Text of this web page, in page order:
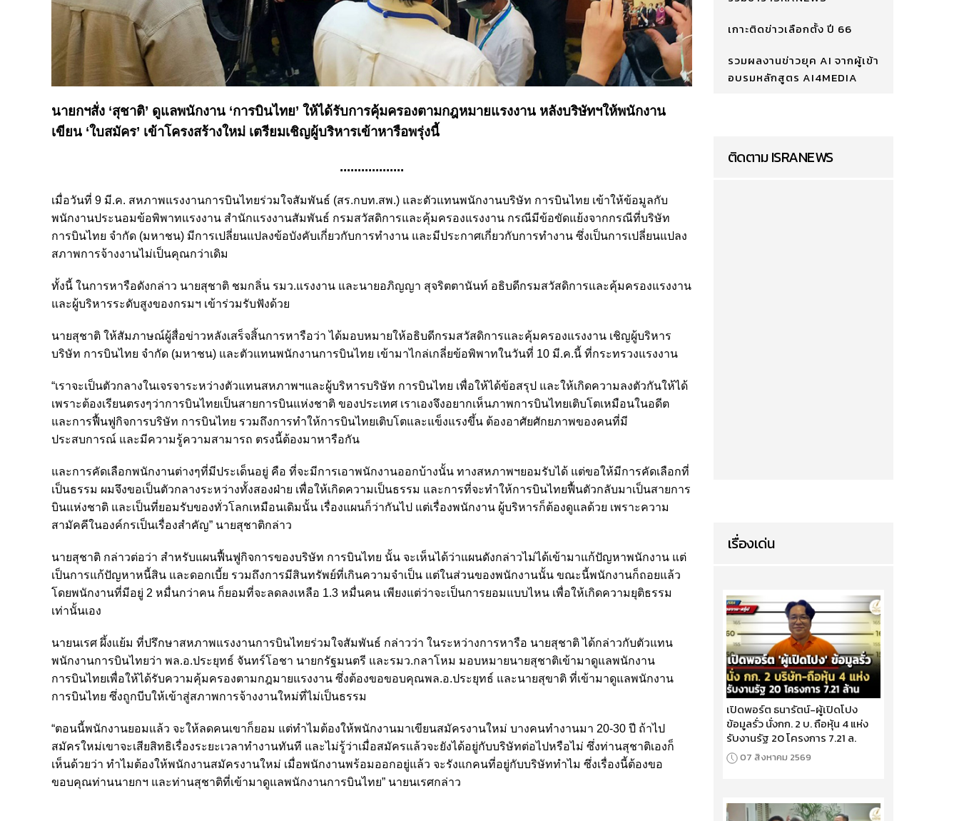
นายกฯสั่ง ‘สุชาติ’ ดูแลพนักงาน ‘การบินไทย’ ให้ได้รับการคุ้มครองตามกฎหมายแรงงาน หลังบริษัทฯให้พนักงาน
เขียน ‘ใบสมัคร’ เข้าโครงสร้างใหม่ เตรียมเชิญผู้บริหารเข้าหารือพรุ่งนี้
..................
เมื่อวันที่ 9 มี.ค. สหภาพแรงงานการบินไทยร่วมใจสัมพันธ์ (สร.กบท.สพ.) และตัวแทนพนักงานบริษัท การบินไทย เข้าให้ข้อมูลกับ
พนักงานประนอมข้อพิพาทแรงงาน สำนักแรงงานสัมพันธ์ กรมสวัสดิการและคุ้มครองแรงงาน กรณีมีข้อขัดแย้งจากกรณีที่บริษัท
การบินไทย จำกัด (มหาชน) มีการเปลี่ยนแปลงข้อบังคับเกี่ยวกับการทำงาน และมีประกาศเกี่ยวกับการทำงาน ซึ่งเป็นการเปลี่ยนแปลง
สภาพการจ้างงานไม่เป็นคุณกว่าเดิม
ทั้งนี้ ในการหารือดังกล่าว นายสุชาติ ชมกลิ่น รมว.แรงงาน และนายอภิญญา สุจริตตานันท์ อธิบดีกรมสวัสดิการและคุ้มครองแรงงาน
และผู้บริหารระดับสูงของกรมฯ เข้าร่วมรับฟังด้วย
นายสุชาติ ให้สัมภาษณ์ผู้สื่อข่าวหลังเสร็จสิ้นการหารือว่า ได้มอบหมายให้อธิบดีกรมสวัสดิการและคุ้มครองแรงงาน เชิญผู้บริหาร
บริษัท การบินไทย จำกัด (มหาชน) และตัวแทนพนักงานการบินไทย เข้ามาไกล่เกลี่ยข้อพิพาทในวันที่ 10 มี.ค.นี้ ที่กระทรวงแรงงาน
“เราจะเป็นตัวกลางในเจรจาระหว่างตัวแทนสหภาพฯและผู้บริหารบริษัท การบินไทย เพื่อให้ได้ข้อสรุป และให้เกิดความลงตัวกันให้ได้
เพราะต้องเรียนตรงๆว่าการบินไทยเป็นสายการบินแห่งชาติ ของประเทศ เราเองจึงอยากเห็นภาพการบินไทยเติบโตเหมือนในอดีต
และการฟื้นฟูกิจการบริษัท การบินไทย รวมถึงการทำให้การบินไทยเติบโตและแข็งแรงขึ้น ต้องอาศัยศักยภาพของคนที่มี
ประสบการณ์ และมีความรู้ความสามารถ ตรงนี้ต้องมาหารือกัน
และการคัดเลือกพนักงานต่างๆที่มีประเด็นอยู่ คือ ที่จะมีการเอาพนักงานออกบ้างนั้น ทางสหภาพฯยอมรับได้ แต่ขอให้มีการคัดเลือกที่
เป็นธรรม ผมจึงขอเป็นตัวกลางระหว่างทั้งสองฝ่าย เพื่อให้เกิดความเป็นธรรม และการที่จะทำให้การบินไทยฟื้นตัวกลับมาเป็นสายการ
บินแห่งชาติ และเป็นที่ยอมรับของทั่วโลกเหมือนเดิมนั้น เรื่องแผนก็ว่ากันไป แต่เรื่องพนักงาน ผู้บริหารก็ต้องดูแลด้วย เพราะความ
สามัคคีในองค์กรเป็นเรื่องสำคัญ” นายสุชาติกล่าว
นายสุชาติ กล่าวต่อว่า สำหรับแผนฟื้นฟูกิจการของบริษัท การบินไทย นั้น จะเห็นได้ว่าแผนดังกล่าวไม่ได้เข้ามาแก้ปัญหาพนักงาน แต่
เป็นการแก้ปัญหาหนี้สิน และดอกเบี้ย รวมถึงการมีสินทรัพย์ที่เกินความจำเป็น แต่ในส่วนของพนักงานนั้น ขณะนี้พนักงานก็ถอยแล้ว
โดยพนักงานที่มีอยู่ 2 หมื่นกว่าคน ก็ยอมที่จะลดลงเหลือ 1.3 หมื่นคน เพียงแต่ว่าจะเป็นการยอมแบบไหน เพื่อให้เกิดความยุติธรรม
เท่านั้นเอง
นายนเรศ ผึ้งแย้ม ที่ปรึกษาสหภาพแรงงานการบินไทยร่วมใจสัมพันธ์ กล่าวว่า ในระหว่างการหารือ นายสุชาติ ได้กล่าวกับตัวแทน
พนักงานการบินไทยว่า พล.อ.ประยุทธ์ จันทร์โอชา นายกรัฐมนตรี และรมว.กลาโหม มอบหมายนายสุชาติเข้ามาดูแลพนักงาน
การบินไทยเพื่อให้ได้รับความคุ้มครองตามกฎมายแรงงาน ซึ่งต้องขอขอบคุณพล.อ.ประยุทธ์ และนายสุขาติ ที่เข้ามาดูแลพนักงาน
การบินไทย ซึ่งถูกบีบให้เข้าสู่สภาพการจ้างงานใหม่ที่ไม่เป็นธรรม
“ตอนนี้พนักงานยอมแล้ว จะให้ลดคนเขาก็ยอม แต่ทำไมต้องให้พนักงานมาเขียนสมัครงานใหม่ บางคนทำงานมา 20-30 ปี ถ้าไป
สมัครใหม่เขาจะเสียสิทธิเรื่องระยะเวลาทำงานทันที และไม่รู้ว่าเมื่อสมัครแล้วจะยังได้อยู่กับบริษัทต่อไปหรือไม่ ซึ่งท่านสุชาติเองก็
เห็นด้วยว่า ทำไมต้องให้พนักงานสมัครงานใหม่ เมื่อพนักงานพร้อมออกอยู่แล้ว จะรังแกคนที่อยู่กับบริษัททำไม ซึ่งเรื่องนี้ต้องขอ
ขอบคุณท่านนายกฯ และท่านสุชาติที่เข้ามาดูแลพนักงานการบินไทย” นายนเรศกล่าว
เกาะติดข่าวเลือกตั้ง ปี 66
รวมผลงานข่าวยุค AI จากผู้เข้า
อบรมหลักสูตร AI4MEDIA
ติดตาม ISRANEWS
เรื่องเด่น
เปิดพอร์ต ธนารัตน์-ผู้เปิดโปง
ข้อมูลรั่ว นั่งกก. 2 บ. ถือหุ้น 4 แห่ง
รับงานรัฐ 20 โครงการ 7.21 ล.
07 สิงหาคม 2569